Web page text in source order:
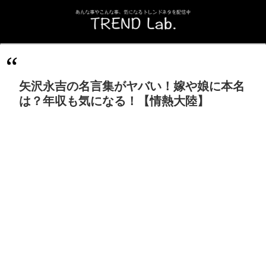
矢沢永吉の名言集がヤバい！嫁や娘に本名
は？年収も気になる！【情熱大陸】